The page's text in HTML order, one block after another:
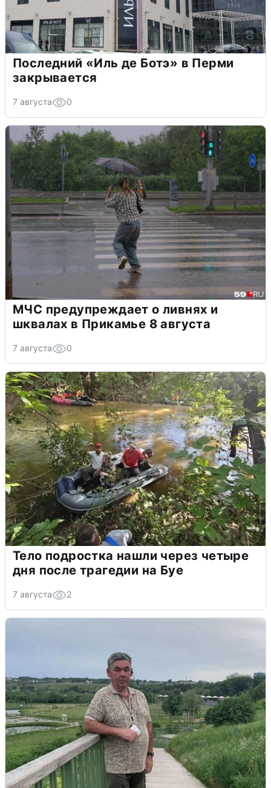
Последний «Иль де Ботэ» в Перми
закрывается
7 августа 0
МЧС предупреждает о ливнях и
шквалах в Прикамье 8 августа
7 августа 0
Тело подростка нашли через четыре
дня после трагедии на Буе
7 августа 2